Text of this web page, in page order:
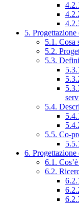
5. Progettazione
5.1. Cosa
5.2.
5.3.
5.4.
5.5. Co-
6. Progettazione
6.1.
6.2.